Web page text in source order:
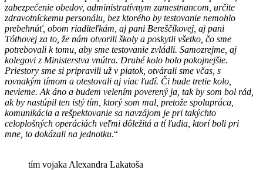
zabezpečenie obedov, administratívnym zamestnancom, určite
zdravotníckemu personálu, bez ktorého by testovanie nemohlo
prebehnúť, obom riaditeľkám, aj pani Bereščíkovej, aj pani
Tóthovej za to, že nám otvorili školy a poskytli všetko, čo sme
potrebovali k tomu, aby sme testovanie zvládli. Samozrejme, aj
kolegovi z Ministerstva vnútra. Druhé kolo bolo pokojnejšie.
Priestory sme si pripravili už v piatok, otvárali sme včas, s
rovnakým tímom a otestovali aj viac ľudí. Či bude tretie kolo,
nevieme. Ak áno a budem velením poverený ja, tak by som bol rád,
ak by nastúpil ten istý tím, ktorý som mal, pretože spolupráca,
komunikácia a rešpektovanie sa navzájom je pri takýchto
celoplošných operáciách veľmi dôležitá a tí ľudia, ktorí boli pri
mne, to dokázali na jednotku.“
tím vojaka Alexandra Lakatoša